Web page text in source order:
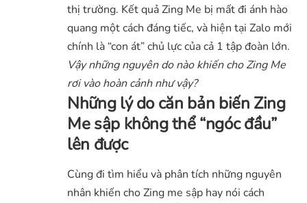
thị trường. Kết quả Zing Me bị mất đi ánh hào
quang một cách đáng tiếc, và hiện tại Zalo mới
chính là “con át” chủ lực của cả 1 tập đoàn lớn.
Vậy những nguyên do nào khiến cho Zing Me
rơi vào hoàn cảnh như vậy?
Những lý do căn bản biến Zing
Me sập không thể “ngóc đầu”
lên được
Cùng đi tìm hiểu và phân tích những nguyên
nhân khiến cho Zing me sập hay nói cách